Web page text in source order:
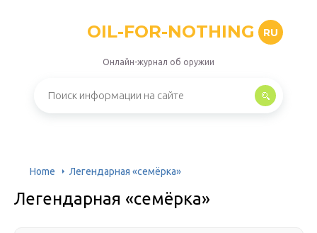
OIL-FOR-NOTHING RU
Онлайн-журнал об оружии
Home Легендарная «семёрка»
Легендарная «семёрка»